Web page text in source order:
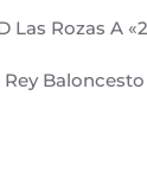
Rozas A
Baloncesto